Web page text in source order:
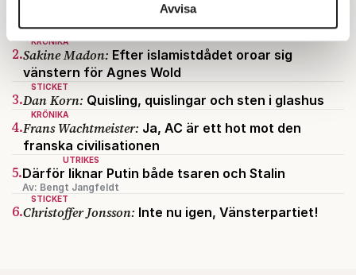
information från din enhet till de sociala medier och
annons- och analysföretag som vi samarbetar med.
Dessa kan i sin tur kombinera informationen med annan
information som du har tillhandahållit eller som de har
samlat in när du har använt deras tjänster.
Om du vill läsa mer om hur vi hanterar personuppgifter
kan du göra det
här
Avvisa
Sagan om den lågbegåvade
ursprungsbefolkningen i Filipstad
KRÖNIKA
2.Sakine Madon: Efter islamistdådet oroar sig
vänstern för Agnes Wold
STICKET
3.Dan Korn: Quisling, quislingar och sten i glashus
KRÖNIKA
4.Frans Wachtmeister: Ja, AC är ett hot mot den
franska civilisationen
UTRIKES
5.Därför liknar Putin både tsaren och Stalin
Av: Bengt Jangfeldt
STICKET
6.Christoffer Jonsson: Inte nu igen, Vänsterpartiet!